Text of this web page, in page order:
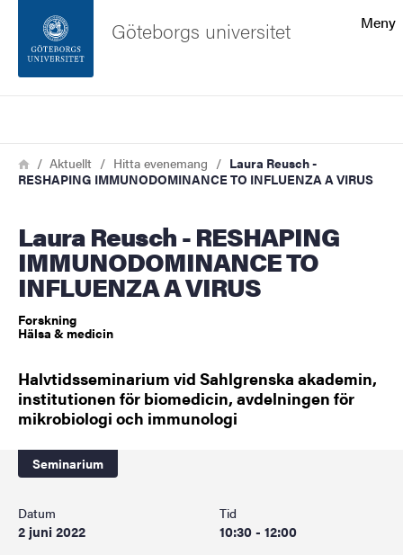
Sidfoten
Om webbplatsen
Meny
Göteborgs universitet
Länkstig
HemAktuellt Hitta evenemang
Laura Reusch -
RESHAPING IMMUNODOMINANCE TO INFLUENZA A VIRUS
Laura Reusch - RESHAPING
IMMUNODOMINANCE TO
INFLUENZA A VIRUS
Forskning
Hälsa & medicin
Halvtidsseminarium vid Sahlgrenska akademin,
institutionen för biomedicin, avdelningen för
mikrobiologi och immunologi
Seminarium
Datum
2 juni 2022
Tid
10:30 - 12:00